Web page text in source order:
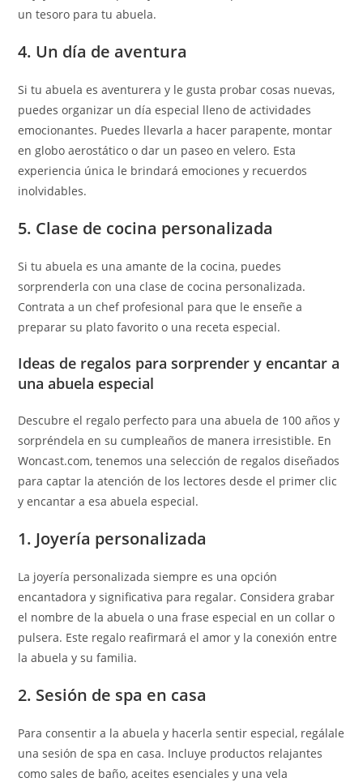
un tesoro para tu abuela.
4. Un día de aventura
Si tu abuela es aventurera y le gusta probar cosas nuevas,
puedes organizar un día especial lleno de actividades
emocionantes. Puedes llevarla a hacer parapente, montar
en globo aerostático o dar un paseo en velero. Esta
experiencia única le brindará emociones y recuerdos
inolvidables.
5. Clase de cocina personalizada
Si tu abuela es una amante de la cocina, puedes
sorprenderla con una clase de cocina personalizada.
Contrata a un chef profesional para que le enseñe a
preparar su plato favorito o una receta especial.
Ideas de regalos para sorprender y encantar a
una abuela especial
Descubre el regalo perfecto para una abuela de 100 años y
sorpréndela en su cumpleaños de manera irresistible. En
Woncast.com, tenemos una selección de regalos diseñados
para captar la atención de los lectores desde el primer clic
y encantar a esa abuela especial.
1. Joyería personalizada
La joyería personalizada siempre es una opción
encantadora y significativa para regalar. Considera grabar
el nombre de la abuela o una frase especial en un collar o
pulsera. Este regalo reafirmará el amor y la conexión entre
la abuela y su familia.
2. Sesión de spa en casa
Para consentir a la abuela y hacerla sentir especial, regálale
una sesión de spa en casa. Incluye productos relajantes
como sales de baño, aceites esenciales y una vela